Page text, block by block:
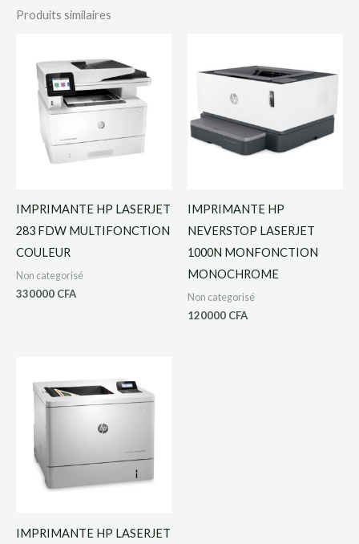
Produits similaires
IMPRIMANTE HP LASERJET
283 FDW MULTIFONCTION
COULEUR
Non categorisé
330000 CFA
IMPRIMANTE HP
NEVERSTOP LASERJET
1000N MONFONCTION
MONOCHROME
Non categorisé
120000 CFA
IMPRIMANTE HP LASERJET